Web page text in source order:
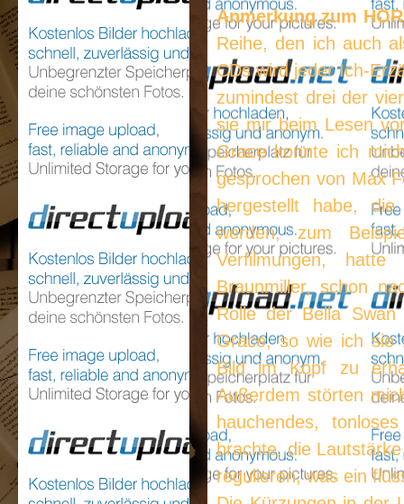
Anmerkung zum
Reihe, den ich auch
CDs wird jeder Ich-
zumindest drei der
sie mir beim Lesen
Grace konnte ich
gesprochen von Max
hergestellt habe, die
werden, zum
Verfilmungen,
Braunmiller, schon
Rolle der Bella
Grace, so wie ich sie
Bild im Kopf zu
Außerdem störten
hauchendes,
brachte, die
regulieren, was ein